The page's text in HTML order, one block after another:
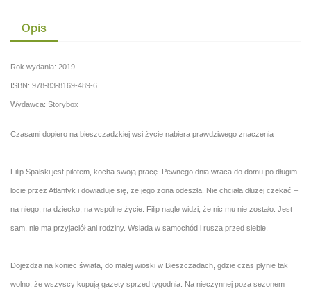
Opis
Rok wydania: 2019
ISBN: 978-83-8169-489-6
Wydawca: Storybox
Czasami dopiero na bieszczadzkiej wsi życie nabiera prawdziwego znaczenia
Filip Spalski jest pilotem, kocha swoją pracę. Pewnego dnia wraca do domu po długim
locie przez Atlantyk i dowiaduje się, że jego żona odeszła. Nie chciała dłużej czekać –
na niego, na dziecko, na wspólne życie. Filip nagle widzi, że nic mu nie zostało. Jest
sam, nie ma przyjaciół ani rodziny. Wsiada w samochód i rusza przed siebie.
Dojeżdża na koniec świata, do małej wioski w Bieszczadach, gdzie czas płynie tak
wolno, że wszyscy kupują gazety sprzed tygodnia. Na nieczynnej poza sezonem